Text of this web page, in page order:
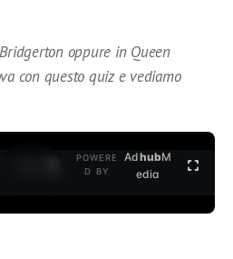
oppure in Queen
con questo quiz e vediamo
POWERE
D BY
AdhubM
edia